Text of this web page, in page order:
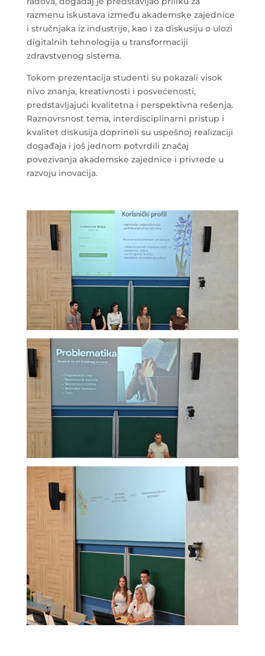
razmenu iskustava između akademske zajednice
i stručnjaka iz industrije, kao i za diskusiju o ulozi
digitalnih tehnologija u transformaciji
zdravstvenog sistema.
Tokom prezentacija studenti su pokazali visok
nivo znanja, kreativnosti i posvećenosti,
predstavljajući kvalitetna i perspektivna rešenja.
Raznovrsnost tema, interdisciplinarni pristup i
kvalitet diskusija doprineli su uspešnoj realizaciji
događaja i još jednom potvrdili značaj
povezivanja akademske zajednice i privrede u
razvoju inovacija.